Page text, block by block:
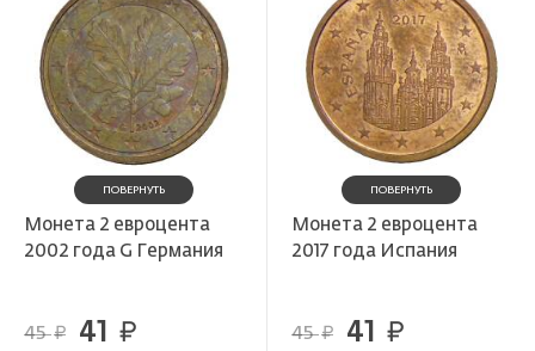
ПОВЕРНУТЬ
Монета 2 евроцента
2002 года G Германия
45руб. 41 руб.
ПОВЕРНУТЬ
Монета 2 евроцента
2017 года Испания
45руб. 41 руб.